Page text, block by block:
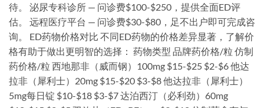
待。 泌尿专科诊所 — 问诊费$100-$250，提供全面ED评
估。 远程医疗平台 — 问诊费$30-$80，足不出户即可完成咨
询。 ED药物价格对比 不同ED药物的价格差异显著，了解价
格有助于做出更明智的选择： 药物类型 品牌药价格/粒 仿制
药价格/粒 西地那非（威而钢）100mg $15-$25 $2-$6 他达
拉非（犀利士）20mg $15-$20 $3-$8 他达拉非（犀利士）
5mg每日锭 $10-$18 $3-$7 达泊西汀（必利劲）60mg